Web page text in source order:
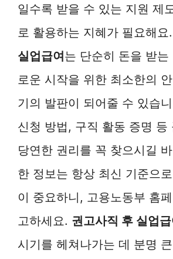
일수록 받을 수 있는 지원 제
로 활용하는 지혜가 필요해요.
실업급여는 단순히 돈을 받는
로운 시작을 위한 최소한의
기의 발판이 되어줄 수 있습
신청 방법, 구직 활동 증명 등
당연한 권리를 꼭 찾으시길
한 정보는 항상 최신 기준으
이 중요하니, 고용노동부 홈
고하세요. 권고사직 후 실업급
시기를 헤쳐나가는 데 분명